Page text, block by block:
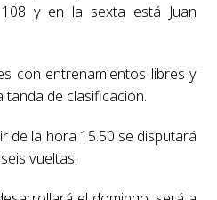
y en la sexta está Juan
con entrenamientos libres y
tanda de clasificación.
de la hora 15.50 se disputará
vueltas.